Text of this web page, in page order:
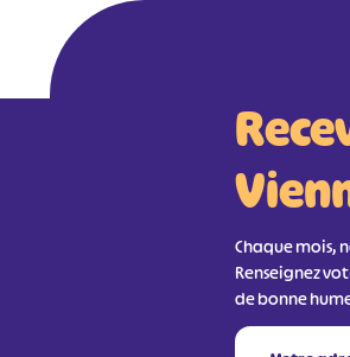
Chaque mois,
Renseignez
de bonne